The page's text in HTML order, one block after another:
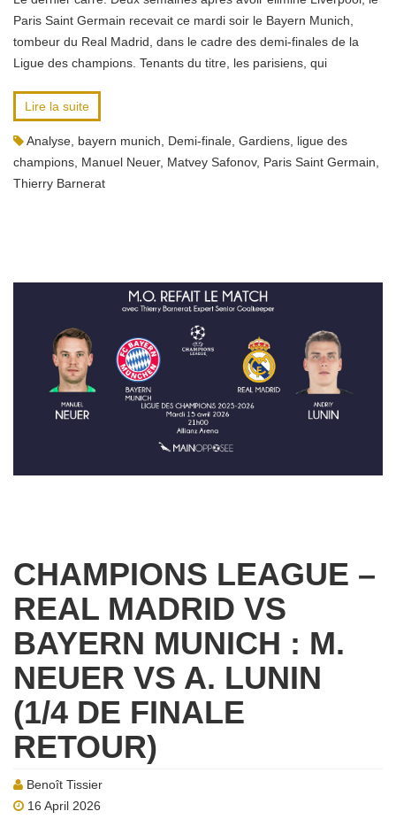
Paris Saint Germain recevait ce mardi soir le Bayern Munich,
tombeur du Real Madrid, dans le cadre des demi-finales de la
Ligue des champions. Tenants du titre, les parisiens, qui
Lire la suite
Analyse bayern munich Demi-finale Gardiens ligue des
champions Manuel Neuer, Matvey Safonov, Paris Saint Germain
Thierry Barnerat
CHAMPIONS LEAGUE –
REAL MADRID VS
BAYERN MUNICH : M.
NEUER VS A. LUNIN
(1/4 DE FINALE
RETOUR)
Benoît Tissier
16 April 2026